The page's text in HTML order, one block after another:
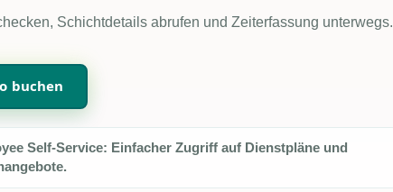
Schichtdetails abrufen und Zeiterfassung unterwegs.
buchen
Self-Service: Einfacher Zugriff auf Dienstpläne und